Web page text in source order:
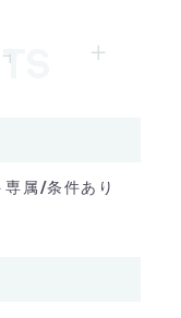
属/条件あり